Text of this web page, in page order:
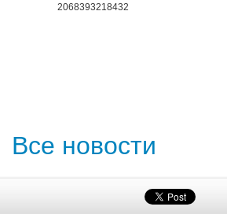
2068393218432
Все новости